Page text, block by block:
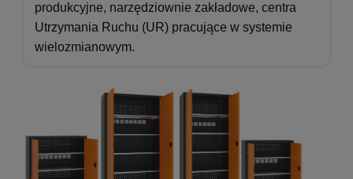
produkcyjne, narzędziownie zakładowe, centra
Utrzymania Ruchu (UR) pracujące w systemie
wielozmianowym.